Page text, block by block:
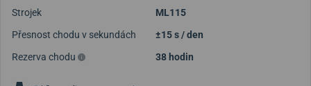
Strojek
ML115
Přesnost chodu v sekundách
±15 s / den
Rezerva chodu
38 hodin